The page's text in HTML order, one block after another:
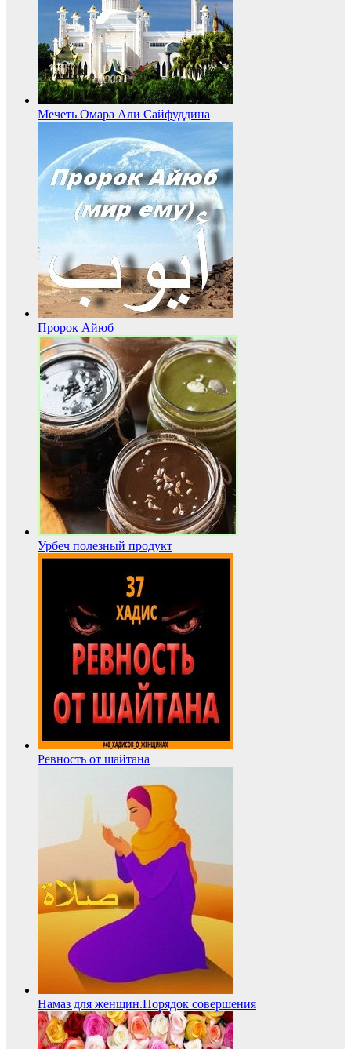
Мечеть Омара Али Сайфуддина
Пророк Айюб
Урбеч полезный продукт
Ревность от шайтана
Намаз для женщин.Порядок совершения